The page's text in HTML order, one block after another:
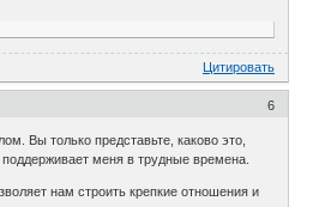
Цитировать
6
Вы только представьте, каково это,
меня в трудные времена.
нам строить крепкие отношения и